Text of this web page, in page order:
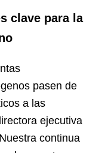
clave para la
pasen de
a las
ejecutiva
continua